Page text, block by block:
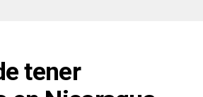
tener